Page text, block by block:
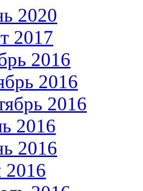
2020
2017
2016
2016
2016
2016
2016